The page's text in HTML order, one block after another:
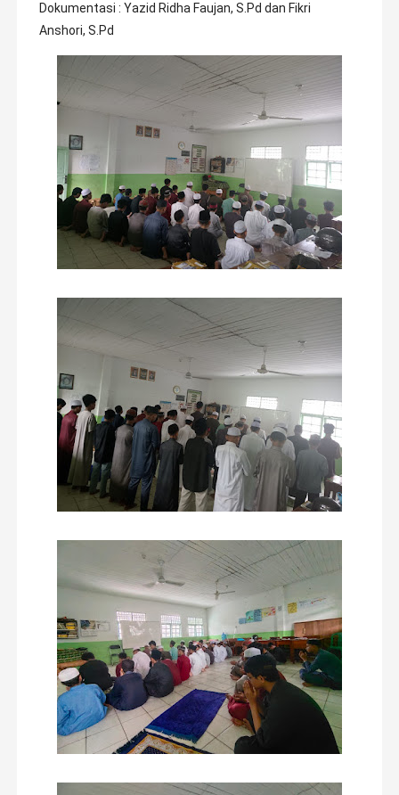
Dokumentasi : Yazid Ridha Faujan, S.Pd dan Fikri
Anshori, S.Pd